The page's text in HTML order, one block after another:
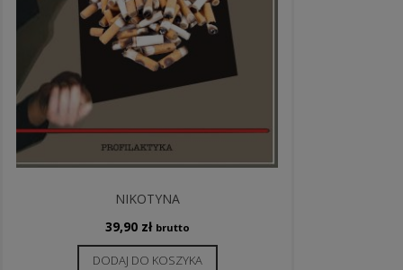
NIKOTYNA
39,90 zł brutto
DODAJ DO KOSZYKA